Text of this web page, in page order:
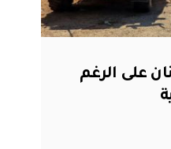
على الرغم